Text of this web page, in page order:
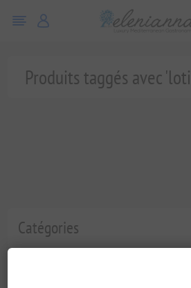
Catégories
Produits taggés avec